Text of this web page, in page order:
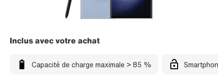
Inclus avec votre achat
Capacité de charge maximale > 85 %